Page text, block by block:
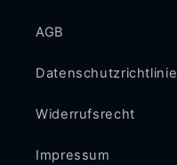
AGB
Datenschutzrichtlinie
Widerrufsrecht
Impressum